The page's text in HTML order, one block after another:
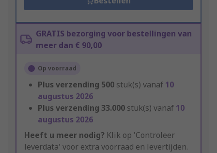
GRATIS bezorging voor bestellingen van
meer dan € 90,00
Op voorraad
Plus verzending 500 stuk(s) vanaf 10
augustus 2026
Plus verzending 33.000 stuk(s) vanaf 10
augustus 2026
Heeft u meer nodig? Klik op 'Controleer
leverdata' voor extra voorraad en levertijden.